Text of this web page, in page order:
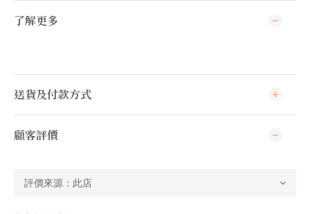
了解更多
送貨及付款方式
顧客評價